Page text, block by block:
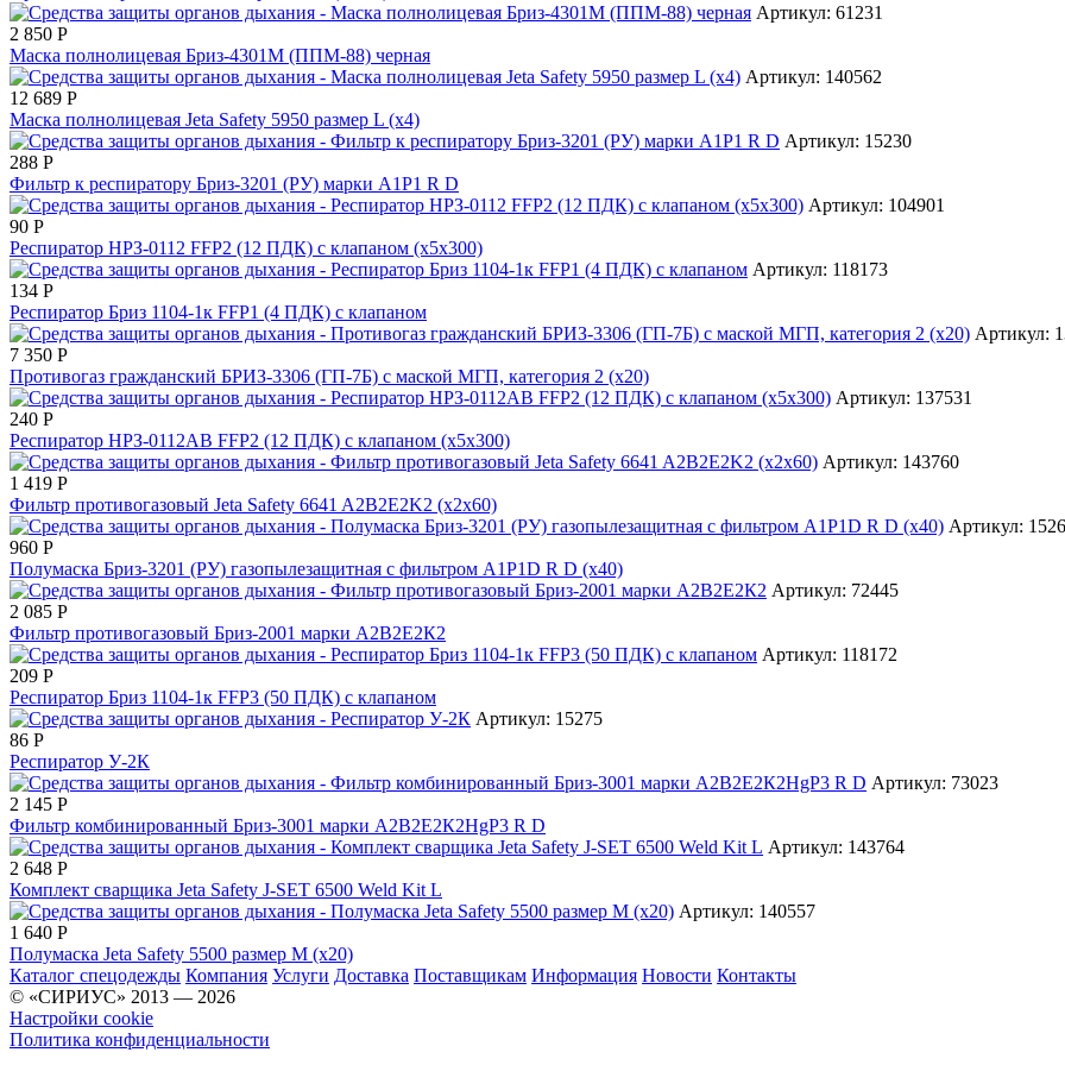
Артикул: 61231
2 850 Р
Маска полнолицевая Бриз-4301М (ППМ-88) черная
Артикул: 140562
12 689 Р
Маска полнолицевая Jeta Safety 5950 размер L (x4)
Артикул: 15230
288 Р
Фильтр к респиратору Бриз-3201 (РУ) марки А1Р1 R D
Артикул: 104901
90 Р
Респиратор НРЗ-0112 FFP2 (12 ПДК) с клапаном (х5х300)
Артикул: 118173
134 Р
Респиратор Бриз 1104-1к FFP1 (4 ПДК) с клапаном
Артикул:
7 350 Р
Противогаз гражданский БРИЗ-3306 (ГП-7Б) с маской МГП, категория 2 (х20)
Артикул: 137531
240 Р
Респиратор НРЗ-0112АВ FFP2 (12 ПДК) с клапаном (х5х300)
Артикул: 143760
1 419 Р
Фильтр противогазовый Jeta Safety 6641 A2B2E2K2 (х2х60)
Артикул:
960 Р
Полумаска Бриз-3201 (РУ) газопылезащитная с фильтром А1Р1D R D (х40)
Артикул: 72445
2 085 Р
Фильтр противогазовый Бриз-2001 марки А2В2Е2К2
Артикул: 118172
209 Р
Респиратор Бриз 1104-1к FFP3 (50 ПДК) с клапаном
Артикул: 15275
86 Р
Респиратор У-2К
Артикул: 73023
2 145 Р
Фильтр комбинированный Бриз-3001 марки А2В2Е2К2HgР3 R D
Артикул: 143764
2 648 Р
Комплект сварщика Jeta Safety J-SET 6500 Weld Kit L
Артикул: 140557
1 640 Р
Полумаска Jeta Safety 5500 размер M (х20)
Каталог спецодежды Компания Услуги Доставка Поставщикам Информация Новости Контакты
© «СИРИУС» 2013 — 2026
Настройки cookie
Политика конфиденциальности